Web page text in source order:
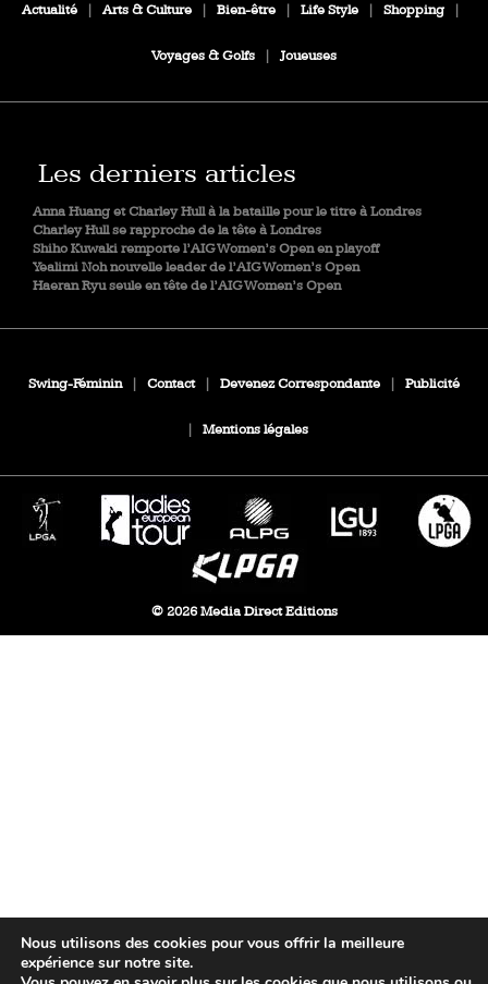
Actualité Arts & Culture Bien-être Life Style Shopping
Voyages & Golfs Joueuses
Les derniers articles
Anna Huang et Charley Hull à la bataille pour le titre à Londres
Charley Hull se rapproche de la tête à Londres
Shiho Kuwaki remporte l’AIG Women’s Open en playoff
Yealimi Noh nouvelle leader de l’AIG Women’s Open
Haeran Ryu seule en tête de l’AIG Women’s Open
Swing-Féminin Contact Devenez Correspondante Publicité
Mentions légales
© 2026 Media Direct Editions
Nous utilisons des cookies pour vous offrir la meilleure
expérience sur notre site.